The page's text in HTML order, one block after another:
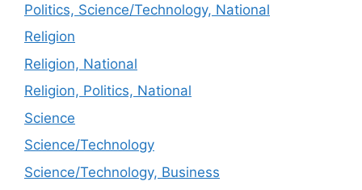
Politics, Science/Technology, National
Religion
Religion, National
Religion, Politics, National
Science
Science/Technology
Science/Technology, Business